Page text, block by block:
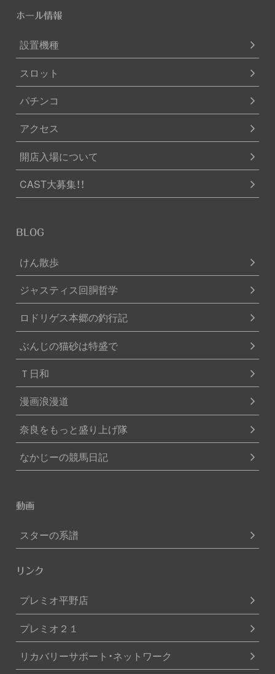
ホール情報
設置機種
スロット
パチンコ
アクセス
開店入場について
CAST大募集！！
BLOG
けん散歩
ジャスティス回胴哲学
ロドリゲス本郷の釣行記
ぶんじの猫砂は特盛で
Ｔ日和
漫画浪漫道
奈良をもっと盛り上げ隊
なかじーの競馬日記
動画
スターの系譜
リンク
プレミオ平野店
プレミオ２１
リカバリーサポート・ネットワーク